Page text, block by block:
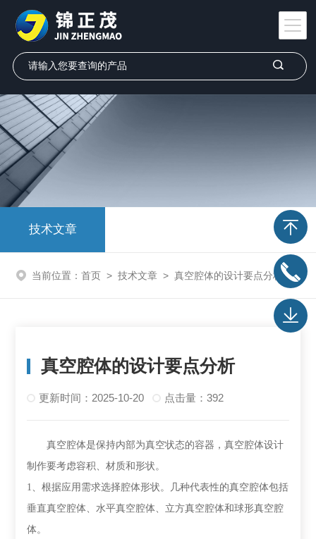
技术文章
当前位置： 首页 > 技术文章 > 真空腔体的设计要点分析
真空腔体的设计要点分析
更新时间：2025-10-20 点击量：392
真空腔体是保持内部为真空状态的容器，真空腔体设计
制作要考虑容积、材质和形状。
1、根据应用需求选择腔体形状。几种代表性的真空腔体包括
垂直真空腔体、水平真空腔体、立方真空腔体和球形真空腔
体。